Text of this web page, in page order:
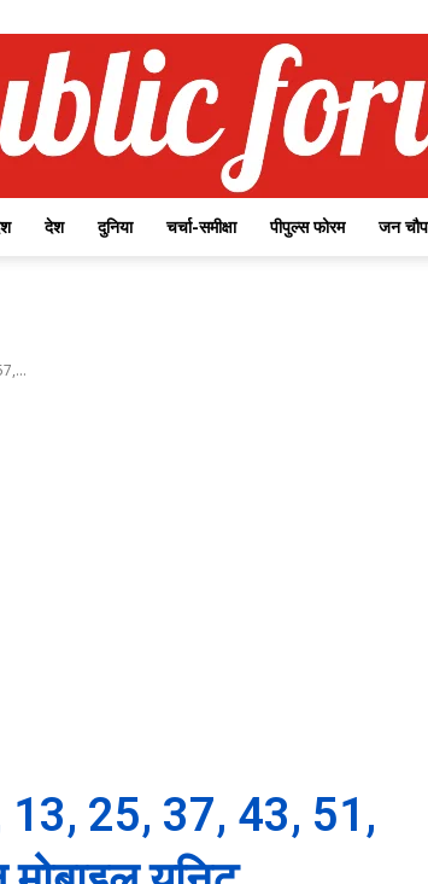
देश दुनिया चर्चा-समीक्षा पीपुल्स फोरम जन
13, 25, 37, 43, 51,